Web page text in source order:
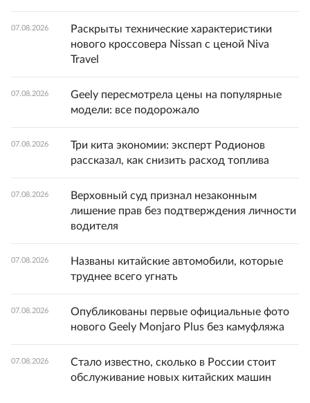
07.08.2026
Раскрыты технические характеристики
нового кроссовера Nissan с ценой Niva
Travel
07.08.2026
Geely пересмотрела цены на популярные
модели: все подорожало
07.08.2026
Три кита экономии: эксперт Родионов
рассказал, как снизить расход топлива
07.08.2026
Верховный суд признал незаконным
лишение прав без подтверждения личности
водителя
07.08.2026
Названы китайские автомобили, которые
труднее всего угнать
07.08.2026
Опубликованы первые официальные фото
нового Geely Monjaro Plus без камуфляжа
07.08.2026
Стало известно, сколько в России стоит
обслуживание новых китайских машин